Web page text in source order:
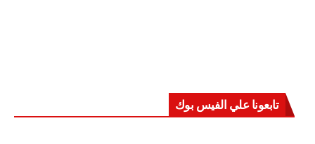
تابعونا علي الفيس بوك